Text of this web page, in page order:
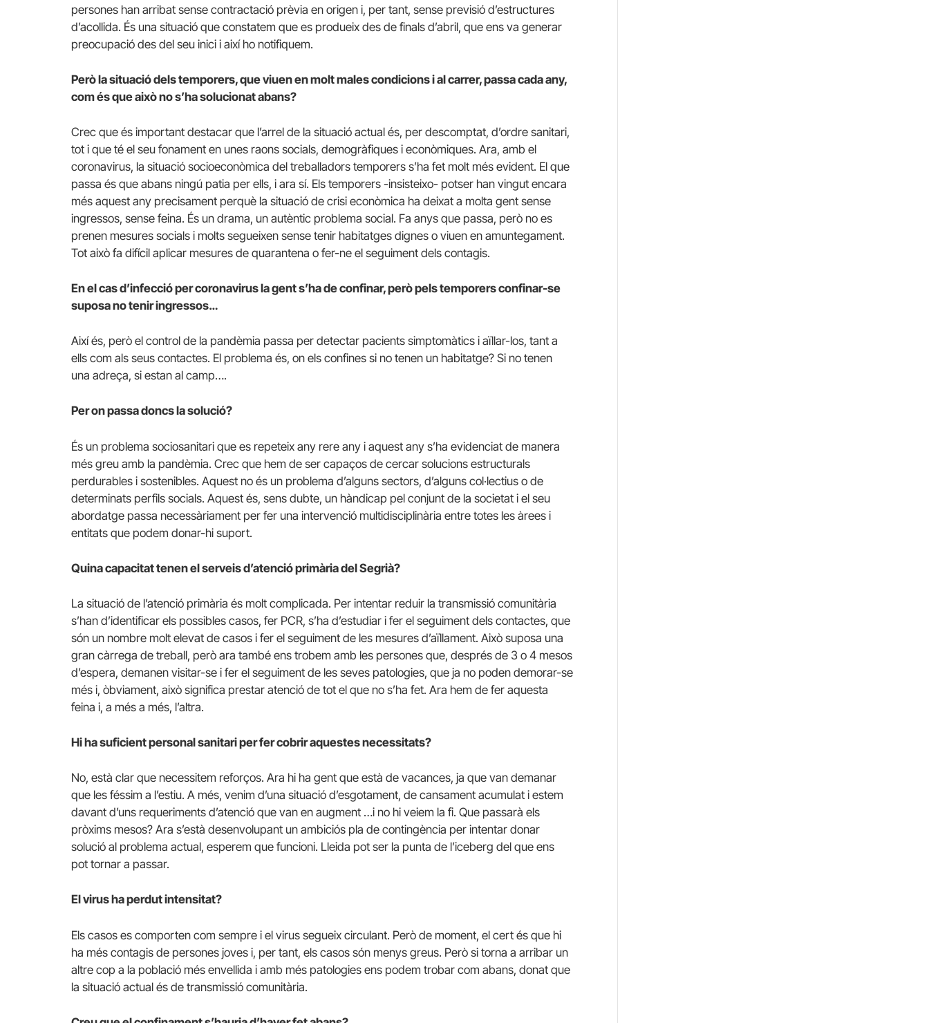
persones han arribat sense contractació prèvia en origen i, per tant, sense previsió d’estructures
d’acollida. És una situació que constatem que es produeix des de finals d’abril, que ens va generar
preocupació des del seu inici i així ho notifiquem.
Però la situació dels temporers, que viuen en molt males condicions i al carrer, passa cada any,
com és que això no s’ha solucionat abans?
Crec que és important destacar que l’arrel de la situació actual és, per descomptat, d’ordre sanitari,
tot i que té el seu fonament en unes raons socials, demogràfiques i econòmiques. Ara, amb el
coronavirus, la situació socioeconòmica del treballadors temporers s’ha fet molt més evident. El que
passa és que abans ningú patia per ells, i ara sí. Els temporers -insisteixo- potser han vingut encara
més aquest any precisament perquè la situació de crisi econòmica ha deixat a molta gent sense
ingressos, sense feina. És un drama, un autèntic problema social. Fa anys que passa, però no es
prenen mesures socials i molts segueixen sense tenir habitatges dignes o viuen en amuntegament.
Tot això fa difícil aplicar mesures de quarantena o fer-ne el seguiment dels contagis.
En el cas d’infecció per coronavirus la gent s’ha de confinar, però pels temporers confinar-se
suposa no tenir ingressos…
Així és, però el control de la pandèmia passa per detectar pacients simptomàtics i aïllar-los, tant a
ells com als seus contactes. El problema és, on els confines si no tenen un habitatge? Si no tenen
una adreça, si estan al camp….
Per on passa doncs la solució?
És un problema sociosanitari que es repeteix any rere any i aquest any s’ha evidenciat de manera
més greu amb la pandèmia. Crec que hem de ser capaços de cercar solucions estructurals
perdurables i sostenibles. Aquest no és un problema d’alguns sectors, d’alguns col·lectius o de
determinats perfils socials. Aquest és, sens dubte, un hàndicap pel conjunt de la societat i el seu
abordatge passa necessàriament per fer una intervenció multidisciplinària entre totes les àrees i
entitats que podem donar-hi suport.
Quina capacitat tenen el serveis d’atenció primària del Segrià?
La situació de l’atenció primària és molt complicada. Per intentar reduir la transmissió comunitària
s’han d’identificar els possibles casos, fer PCR, s’ha d’estudiar i fer el seguiment dels contactes, que
són un nombre molt elevat de casos i fer el seguiment de les mesures d’aïllament. Això suposa una
gran càrrega de treball, però ara també ens trobem amb les persones que, després de 3 o 4 mesos
d’espera, demanen visitar-se i fer el seguiment de les seves patologies, que ja no poden demorar-se
més i, òbviament, això significa prestar atenció de tot el que no s’ha fet. Ara hem de fer aquesta
feina i, a més a més, l’altra.
Hi ha suficient personal sanitari per fer cobrir aquestes necessitats?
No, està clar que necessitem reforços. Ara hi ha gent que està de vacances, ja que van demanar
que les féssim a l’estiu. A més, venim d’una situació d’esgotament, de cansament acumulat i estem
davant d’uns requeriments d’atenció que van en augment …i no hi veiem la fi. Que passarà els
pròxims mesos? Ara s’està desenvolupant un ambiciós pla de contingència per intentar donar
solució al problema actual, esperem que funcioni. Lleida pot ser la punta de l’iceberg del que ens
pot tornar a passar.
El virus ha perdut intensitat?
Els casos es comporten com sempre i el virus segueix circulant. Però de moment, el cert és que hi
ha més contagis de persones joves i, per tant, els casos són menys greus. Però si torna a arribar un
altre cop a la població més envellida i amb més patologies ens podem trobar com abans, donat que
la situació actual és de transmissió comunitària.